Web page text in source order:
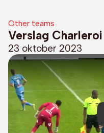
Other teams
Verslag
23 oktober 2023